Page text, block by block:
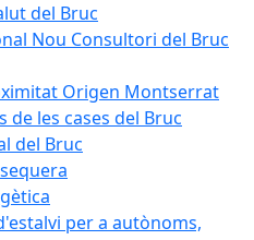
del Bruc
Nou Consultori del Bruc
Origen Montserrat
de les cases del Bruc
del Bruc
per a autònoms,